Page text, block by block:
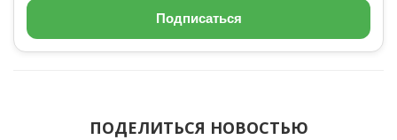
Подписаться
ПОДЕЛИТЬСЯ НОВОСТЬЮ